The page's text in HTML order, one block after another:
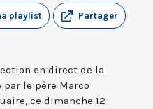
Partager
playlist
en direct de la
le père Marco
ce dimanche 12